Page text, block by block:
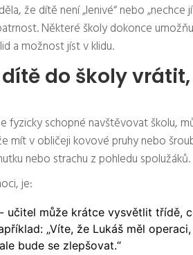
že dítě není „lenivé“ nebo
Některé školy dokonce
a možnost jíst v klidu.
dítě do školy
fyzicky schopné navštěvovat školu,
mít v obličeji kovové pruhy nebo
nebo strachu z pohledu spolužáků.
je:
- učitel může krátce vysvětlit třídě,
„Víte, že Lukáš měl
bude se zlepšovat.“